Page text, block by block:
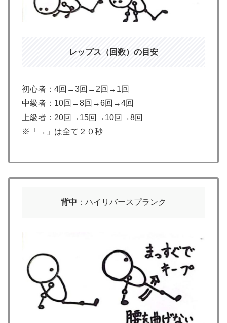
レップス（回数）の目安
初心者：4回→3回→2回→1回
中級者：10回→8回→6回→4回
上級者：20回→15回→10回→8回
※「→」は全て２０秒
背中 ：ハイリバースプランク